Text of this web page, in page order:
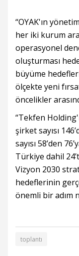
“OYAK'ın
her iki kurum
operasyonel
oluşturması
büyüme
ölçekte yeni
öncelikler
“Tekfen
şirket sayısı
sayısı 58’den
Türkiye dahil
Vizyon 2030
hedeflerinin
önemli bir adım
toplantı